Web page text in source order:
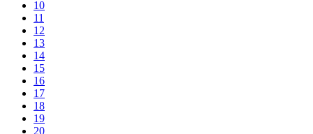
10
11
12
13
14
15
16
17
18
19
20